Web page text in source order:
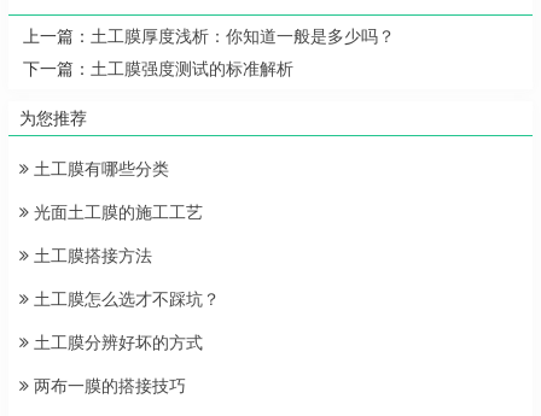
上一篇： 土工膜厚度浅析：你知道一般是多少吗？
下一篇： 土工膜强度测试的标准解析
为您推荐
土工膜有哪些分类
光面土工膜的施工工艺
土工膜搭接方法
土工膜怎么选才不踩坑？
土工膜分辨好坏的方式
两布一膜的搭接技巧